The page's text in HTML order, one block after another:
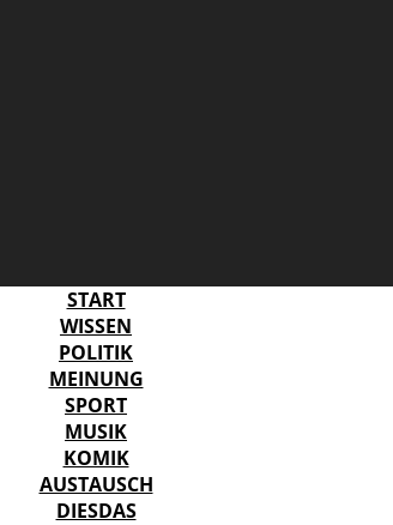
START
WISSEN
POLITIK
MEINUNG
SPORT
MUSIK
KOMIK
AUSTAUSCH
DIESDAS